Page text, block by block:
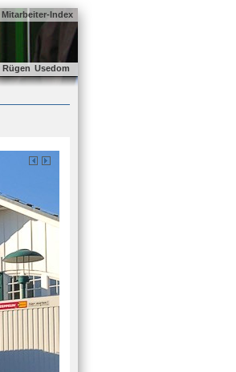
Mitarbeiter-Index
Rügen Usedom